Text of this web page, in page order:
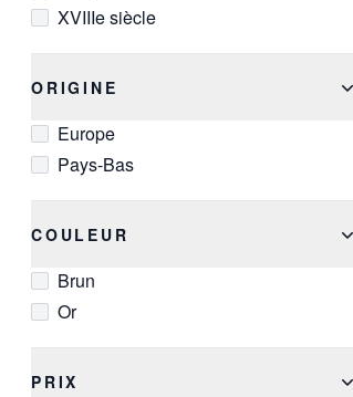
XVIIIe siècle
ORIGINE
Europe
Pays-Bas
COULEUR
Brun
Or
PRIX